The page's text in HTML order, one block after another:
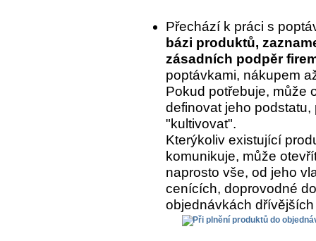
Přechází k práci s
bázi produktů,
zásadních podpěr
poptávkami, nákupem
Pokud potřebuje, může
definovat jeho
"kultivovat".
Kterýkoliv existující
komunikuje, může
naprosto vše, od jeho
cenících, doprovodné
objednávkách